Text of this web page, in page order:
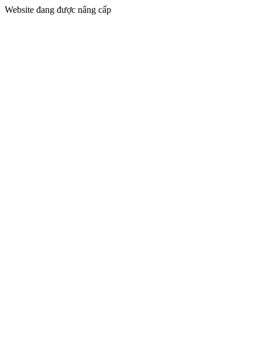
Website đang được nâng cấp